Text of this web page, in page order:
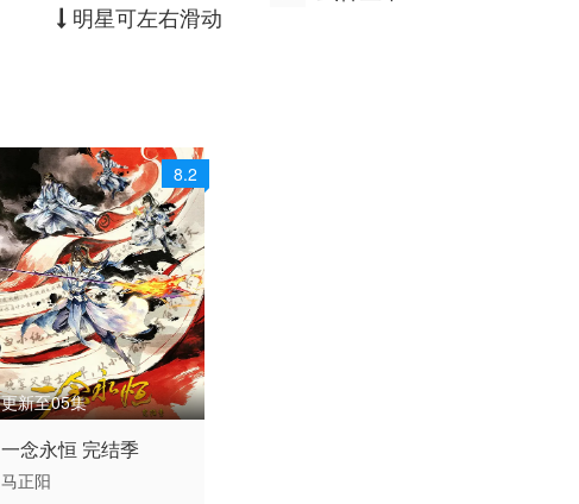
明星可左右滑动
8.2
更新至05集
2026 / 中国大陆 / 汉语普
通话
​一念永恒 完结季​
马正阳